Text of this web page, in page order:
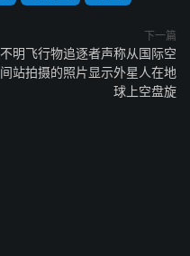
下一篇
不明飞行物追逐者声称从国际空
间站拍摄的照片显示外星人在地
球上空盘旋